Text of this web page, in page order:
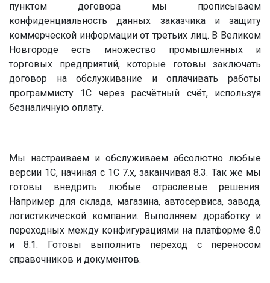
пунктом договора мы прописываем
конфиденциальность данных заказчика и защиту
коммерческой информации от третьих лиц. В Великом
Новгороде есть множество промышленных и
торговых предприятий, которые готовы заключать
договор на обслуживание и оплачивать работы
программисту 1С через расчётный счёт, используя
безналичную оплату.
Мы настраиваем и обслуживаем абсолютно любые
версии 1С, начиная с 1С 7.х, заканчивая 8.3. Так же мы
готовы внедрить любые отраслевые решения.
Например для склада, магазина, автосервиса, завода,
логистикической компании. Выполняем доработку и
переходных между конфигурациями на платформе 8.0
и 8.1. Готовы выполнить переход с переносом
справочников и документов.